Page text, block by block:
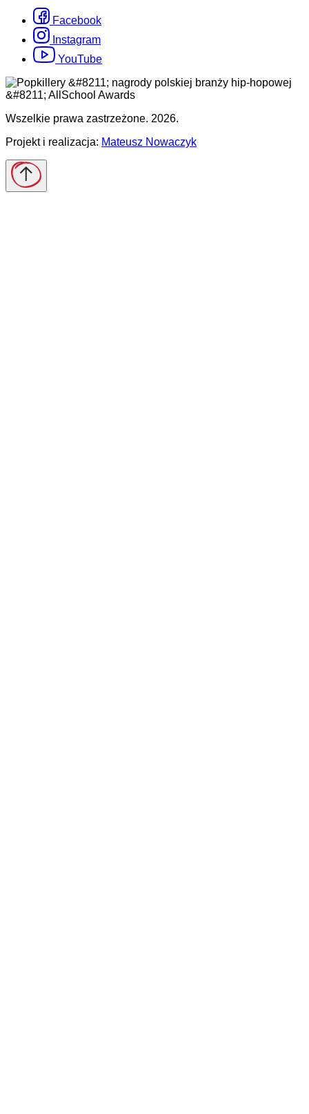
Facebook
Instagram
YouTube
Wszelkie prawa zastrzeżone. 2026.
Projekt i realizacja: Mateusz Nowaczyk